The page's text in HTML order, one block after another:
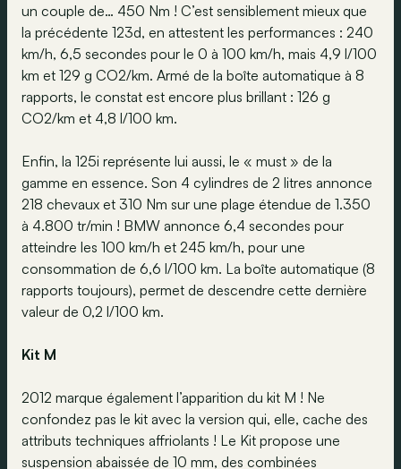
un couple de… 450 Nm ! C’est sensiblement mieux que
la précédente 123d, en attestent les performances : 240
km/h, 6,5 secondes pour le 0 à 100 km/h, mais 4,9 l/100
km et 129 g CO2/km. Armé de la boîte automatique à 8
rapports, le constat est encore plus brillant : 126 g
CO2/km et 4,8 l/100 km.
Enfin, la 125i représente lui aussi, le « must » de la
gamme en essence. Son 4 cylindres de 2 litres annonce
218 chevaux et 310 Nm sur une plage étendue de 1.350
à 4.800 tr/min ! BMW annonce 6,4 secondes pour
atteindre les 100 km/h et 245 km/h, pour une
consommation de 6,6 l/100 km. La boîte automatique (8
rapports toujours), permet de descendre cette dernière
valeur de 0,2 l/100 km.
Kit M
2012 marque également l’apparition du kit M ! Ne
confondez pas le kit avec la version qui, elle, cache des
attributs techniques affriolants ! Le Kit propose une
suspension abaissée de 10 mm, des combinées